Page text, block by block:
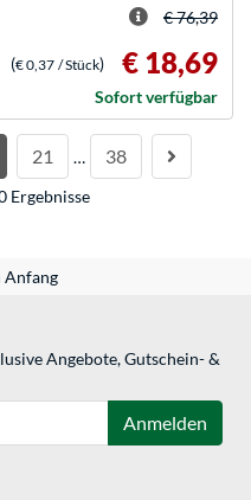
€ 76,39
(€ 0,37 / Stück) € 18,69
Sofort verfügbar
21 … 38
Ergebnisse
Anfang
Angebote, Gutschein- &
Anmelden